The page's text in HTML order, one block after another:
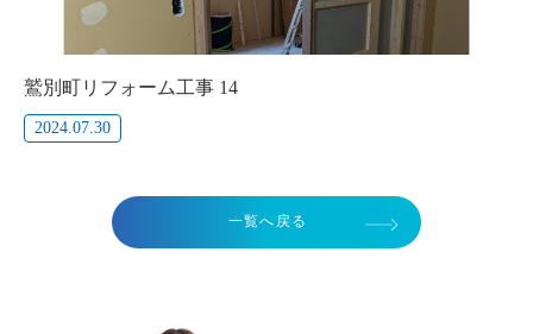
鷲別町リフォーム工事 14
2024.07.30
一覧へ戻る